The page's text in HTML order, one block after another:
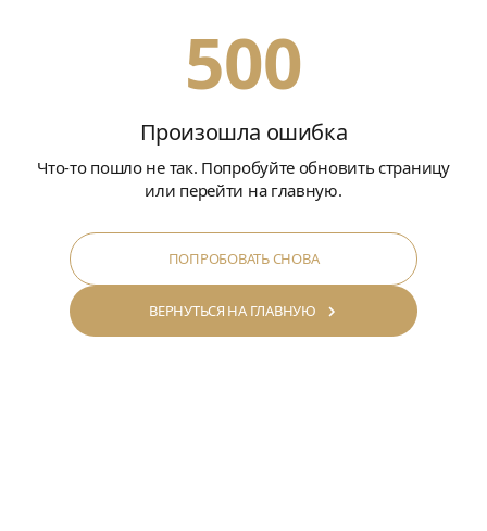
500
Произошла ошибка
Что-то пошло не так. Попробуйте обновить страницу
или перейти на главную.
ПОПРОБОВАТЬ СНОВА
ВЕРНУТЬСЯ НА ГЛАВНУЮ